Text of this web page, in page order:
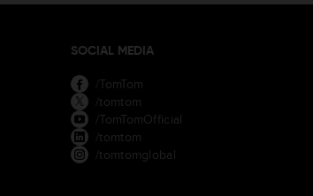
SOCIAL MEDIA
/TomTom
/tomtom
/TomTomOfficial
/tomtom
/tomtomglobal